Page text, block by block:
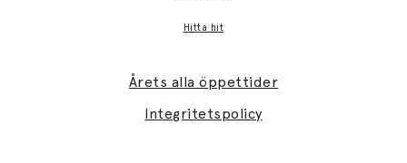
Hitta hit
Årets alla öppettider
Integritetspolicy